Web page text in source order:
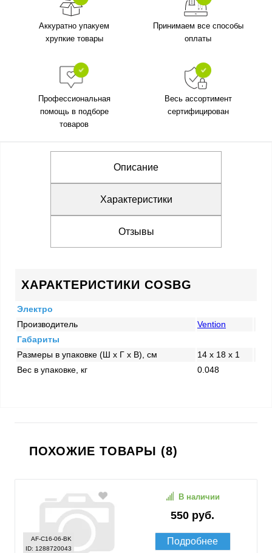
Аккуратно упакуем
хрупкие товары
Принимаем все способы
оплаты
Профессиональная
помощь в подборе
товаров
Весь ассортимент
сертифицирован
Описание
Характеристики
Отзывы
ХАРАКТЕРИСТИКИ COSBG
Электро
Производитель
Vention
Габариты
Размеры в упаковке (Ш x Г x В), см
14 x 18 x 1
Вес в упаковке, кг
0.048
ПОХОЖИЕ ТОВАРЫ (8)
AF-C16-06-BK
ID: 1288720043
550 руб.
В наличии
Подробнее